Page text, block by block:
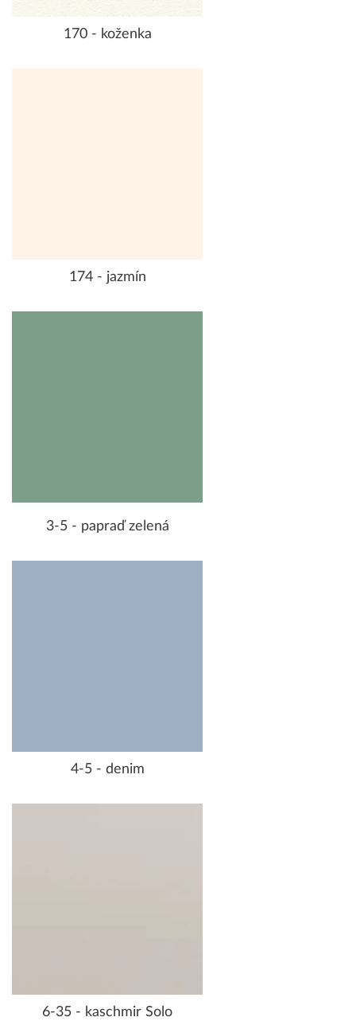
170 - koženka
174 - jazmín
3-5 - papraď zelená
4-5 - denim
6-35 - kaschmir Solo